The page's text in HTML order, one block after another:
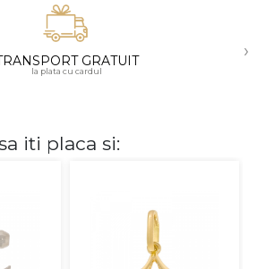
GRATUIT
la plata cu cardul
›
iti placa si: